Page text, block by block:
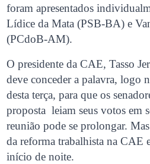
foram apresentados
Lídice da Mata (PSB-BA) e
(PCdoB-AM).
O presidente da CAE, Tasso
deve conceder a palavra, logo
desta terça, para que os
proposta leiam seus votos em
reunião pode se prolongar.
da reforma trabalhista na CAE
início de noite.